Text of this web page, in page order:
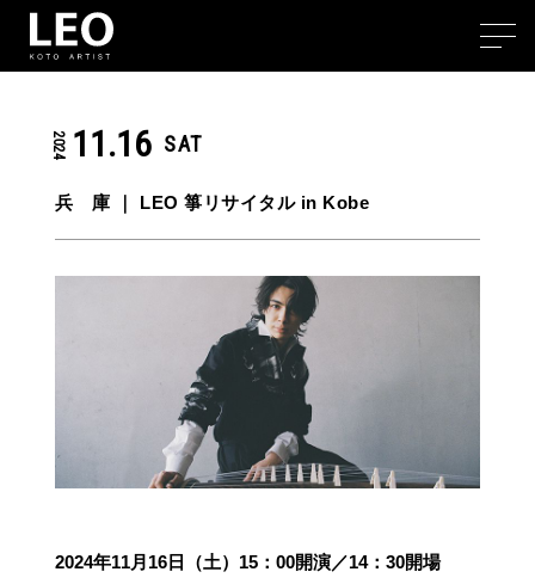
2024 11.16 SAT
兵 庫 ｜ LEO 箏リサイタル in Kobe
2024年11月16日（土）15：00開演／14：30開場